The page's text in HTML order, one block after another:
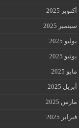
أكتوبر 2025
سبتمبر 2025
يوليو 2025
يونيو 2025
مايو 2025
أبريل 2025
مارس 2025
فبراير 2025